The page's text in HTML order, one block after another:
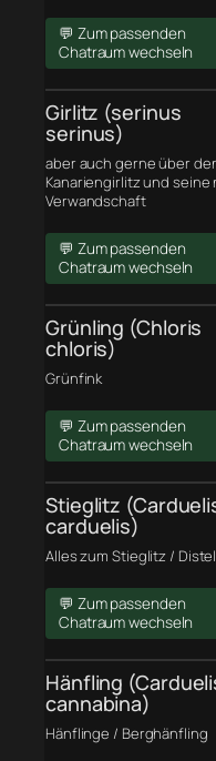
💬 Zum passenden
Chatraum wechseln
Girlitz (serinus
serinus)
aber auch gerne über
Kanariengirlitz und seine
Verwandschaft
💬 Zum passenden
Chatraum wechseln
Grünling (Chloris
chloris)
Grünfink
💬 Zum passenden
Chatraum wechseln
Stieglitz
carduelis)
Alles zum Stieglitz /
💬 Zum passenden
Chatraum wechseln
Hänfling
cannabina)
Hänflinge / Berghänfling